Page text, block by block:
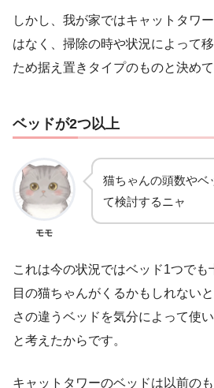
しかし、我が家ではキャットタワ
はなく、掃除の時や状況によって
ため据え置きタイプのものと決めて
ベッドが2つ以上
モモ
猫ちゃんの頭数やベ
て検討するニャ
これは今の状況ではベッド1つでも
目の猫ちゃんがくるかもしれない
さの違うベッドを気分によって使
と考えたからです。
キャットタワーのベッドは以前の